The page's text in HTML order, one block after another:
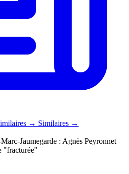
→ Similaires →